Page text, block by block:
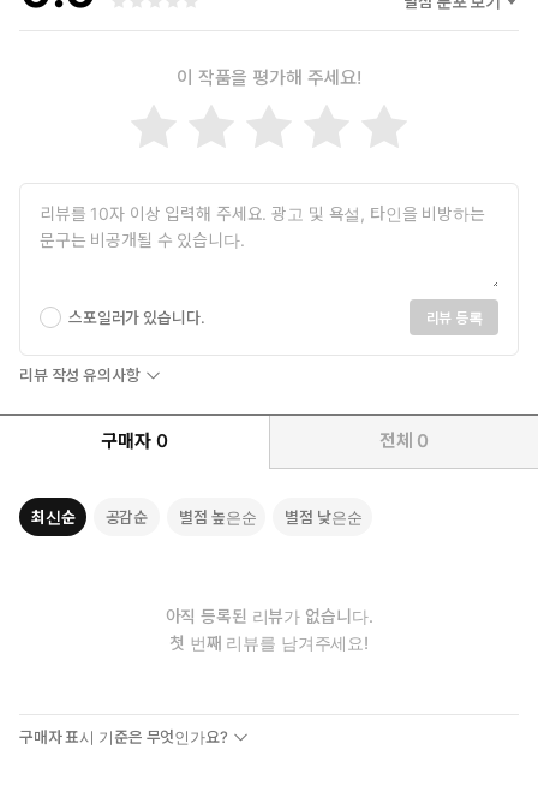
이 작품을 평가해 주세요!
스포일러가 있습니다. 리뷰 등록
리뷰 작성 유의사항
구매자 0 전체 0
최신순 공감순 별점 높은순 별점 낮은순
아직 등록된 리뷰가 없습니다.
첫 번째 리뷰를 남겨주세요!
구매자 표시 기준은 무엇인가요?